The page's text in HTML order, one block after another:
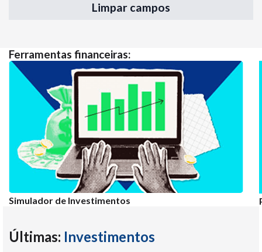
Limpar campos
Ferramentas financeiras:
Simulador de Investimentos
Últimas: Investimentos